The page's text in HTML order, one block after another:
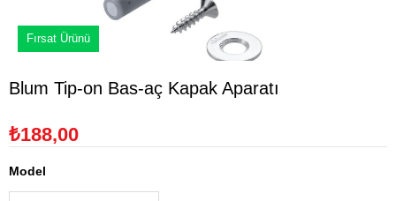
Fırsat Ürünü
Blum Tip-on Bas-aç Kapak Aparatı
₺188,00
Model